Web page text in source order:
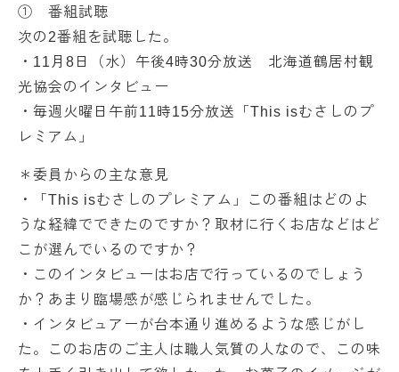
① 番組試聴
次の2番組を試聴した。
・11月8日（水）午後4時30分放送 北海道鶴居村観
光協会のインタビュー
・毎週火曜日午前11時15分放送「This isむさしのプ
レミアム」
＊委員からの主な意見
・「This isむさしのプレミアム」この番組はどのよ
うな経緯でできたのですか？取材に行くお店などはど
こが選んでいるのですか？
・このインタビューはお店で行っているのでしょう
か？あまり臨場感が感じられませんでした。
・インタビュアーが台本通り進めるような感じがし
た。このお店のご主人は職人気質の人なので、この味